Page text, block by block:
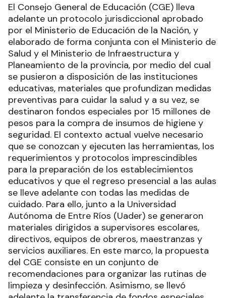
El Consejo General de Educación (CGE) lleva
adelante un protocolo jurisdiccional aprobado
por el Ministerio de Educación de la Nación, y
elaborado de forma conjunta con el Ministerio de
Salud y el Ministerio de Infraestructura y
Planeamiento de la provincia, por medio del cual
se pusieron a disposición de las instituciones
educativas, materiales que profundizan medidas
preventivas para cuidar la salud y a su vez, se
destinaron fondos especiales por 15 millones de
pesos para la compra de insumos de higiene y
seguridad. El contexto actual vuelve necesario
que se conozcan y ejecuten las herramientas, los
requerimientos y protocolos imprescindibles
para la preparación de los establecimientos
educativos y que el regreso presencial a las aulas
se lleve adelante con todas las medidas de
cuidado. Para ello, junto a la Universidad
Autónoma de Entre Ríos (Uader) se generaron
materiales dirigidos a supervisores escolares,
directivos, equipos de obreros, maestranzas y
servicios auxiliares. En este marco, la propuesta
del CGE consiste en un conjunto de
recomendaciones para organizar las rutinas de
limpieza y desinfección. Asimismo, se llevó